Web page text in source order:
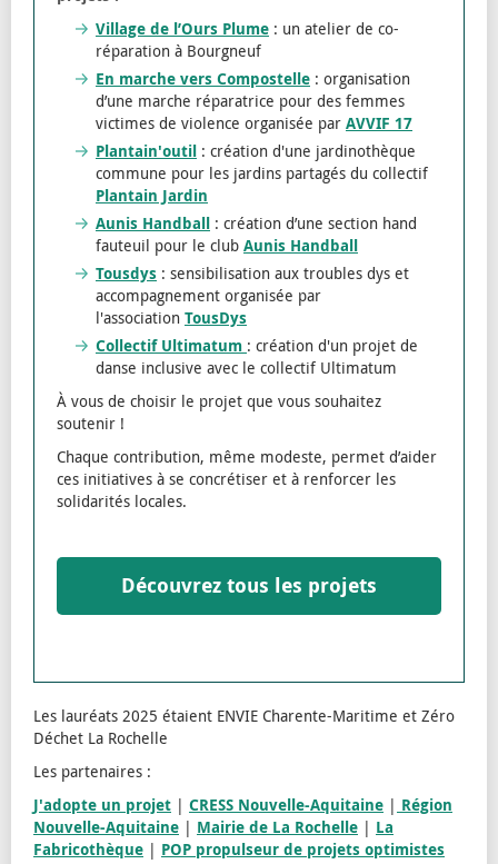
Village de l’Ours Plume : un atelier de co-
réparation à Bourgneuf
En marche vers Compostelle : organisation
d’une marche réparatrice pour des femmes
victimes de violence organisée par AVVIF 17
Plantain'outil : création d'une jardinothèque
commune pour les jardins partagés du collectif
Plantain Jardin
Aunis Handball : création d’une section hand
fauteuil pour le club Aunis Handball
Tousdys : sensibilisation aux troubles dys et
accompagnement organisée par
l'association TousDys
Collectif Ultimatum : création d'un projet de
danse inclusive avec le collectif Ultimatum
À vous de choisir le projet que vous souhaitez
soutenir !
Chaque contribution, même modeste, permet d’aider
ces initiatives à se concrétiser et à renforcer les
solidarités locales.
Découvrez tous les projets
Les lauréats 2025 étaient ENVIE Charente-Maritime et Zéro
Déchet La Rochelle
Les partenaires :
J'adopte un projet | CRESS Nouvelle-Aquitaine | Région
Nouvelle-Aquitaine | Mairie de La Rochelle | La
Fabricothèque | POP propulseur de projets optimistes